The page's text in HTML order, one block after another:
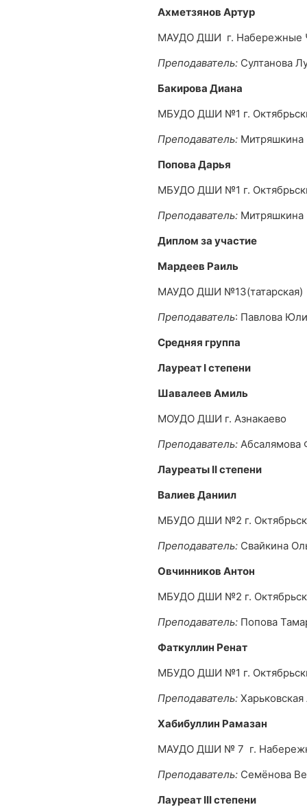
Ахметзянов Артур
МАУДО ДШИ г. Набережные
Преподаватель: Султанова
Бакирова Диана
МБУДО ДШИ №1 г.
Преподаватель: Митряшкина
Попова Дарья
МБУДО ДШИ №1 г.
Преподаватель: Митряшкина
Диплом за участие
Мардеев Раиль
МАУДО ДШИ
Преподаватель: Павлова
Средняя группа
Лауреат Iстепени
Шавалеев Амиль
МОУДО ДШИ г. Азнакаево
Преподаватель: Абсалямова
Лауреаты IIстепени
Валиев Даниил
МБУДО ДШИ №2 г.
Преподаватель: Свайкина
Овчинников Антон
МБУДО ДШИ №2 г.
Преподаватель: Попова
Фаткуллин Ренат
МБУДО ДШИ №1 г.
Преподаватель:
Хабибуллин Рамазан
МАУДО ДШИ № 7 г.
Преподаватель: Семёнова
Лауреат IIIстепени